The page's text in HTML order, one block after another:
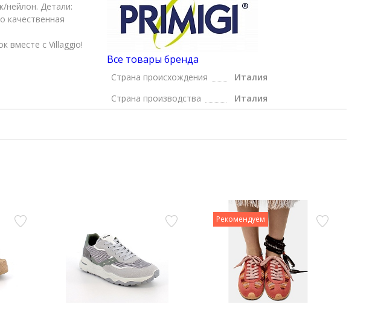
нейлон. Детали:
качественная
вместе с Villaggio!
Все товары бренда
Страна происхождения
Италия
Страна производства
Италия
Рекомендуем